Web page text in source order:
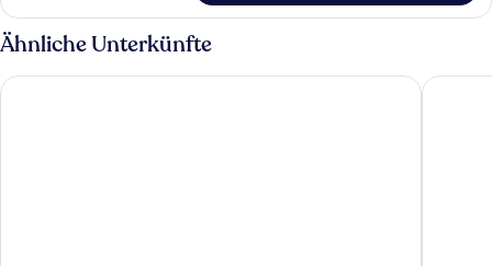
1
Schlafzimmer
Ähnliche Unterkünfte
Cairns Colonial Club Resort Hotel